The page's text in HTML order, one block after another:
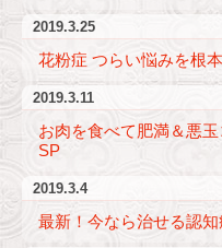
2019.3.25
花粉症 つらい悩みを根
2019.3.11
お肉を食べて肥満＆悪
SP
2019.3.4
最新！今なら治せる認